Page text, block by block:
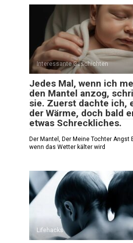
Interessante Geschichten
Jedes Mal, wenn ich
den Mantel anzog,
sie. Zuerst dachte ich,
der Wärme, doch bald
etwas Schreckliches.
Der Mantel, Der Meine Tochter Angst
wenn das Wetter kälter wird
Lifehacks